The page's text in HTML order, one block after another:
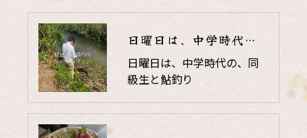
日曜日は、中学時代の、同級生と鮎釣り
日曜日は、中学時代の、同
級生と鮎釣り